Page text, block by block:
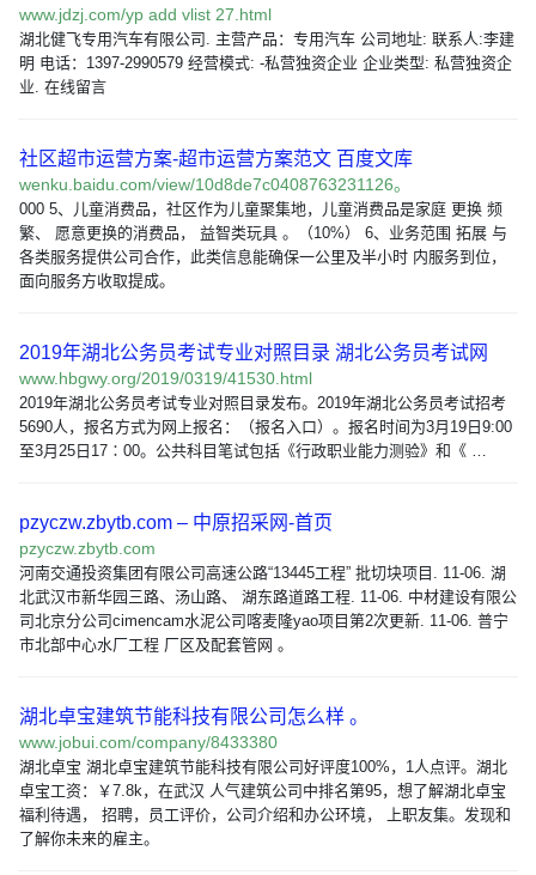
www.jdzj.com/yp add vlist 27.html
湖北健飞专用汽车有限公司. 主营产品：专用汽车 公司地址: 联系人:李建
明 电话：1397-2990579 经营模式: -私营独资企业 企业类型: 私营独资企
业. 在线留言
社区超市运营方案-超市运营方案范文 百度文库
wenku.baidu.com/view/10d8de7c0408763231126。
000 5、儿童消费品，社区作为儿童聚集地，儿童消费品是家庭 更换 频
繁、 愿意更换的消费品， 益智类玩具 。（10%） 6、业务范围 拓展 与
各类服务提供公司合作，此类信息能确保一公里及半小时 内服务到位，
面向服务方收取提成。
2019年湖北公务员考试专业对照目录 湖北公务员考试网
www.hbgwy.org/2019/0319/41530.html
2019年湖北公务员考试专业对照目录发布。2019年湖北公务员考试招考
5690人，报名方式为网上报名：（报名入口）。报名时间为3月19日9:00
至3月25日17∶00。公共科目笔试包括《行政职业能力测验》和《 …
pzyczw.zbytb.com – 中原招采网-首页
pzyczw.zbytb.com
河南交通投资集团有限公司高速公路“13445工程” 批切块项目. 11-06. 湖
北武汉市新华园三路、汤山路、 湖东路道路工程. 11-06. 中材建设有限公
司北京分公司cimencam水泥公司喀麦隆yao项目第2次更新. 11-06. 普宁
市北部中心水厂工程 厂区及配套管网 。
湖北卓宝建筑节能科技有限公司怎么样 。
www.jobui.com/company/8433380
湖北卓宝 湖北卓宝建筑节能科技有限公司好评度100%，1人点评。湖北
卓宝工资：￥7.8k，在武汉 人气建筑公司中排名第95，想了解湖北卓宝
福利待遇， 招聘，员工评价，公司介绍和办公环境， 上职友集。发现和
了解你未来的雇主。